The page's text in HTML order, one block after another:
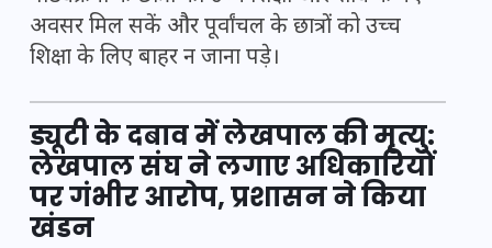
अवसर मिल सकें और पूर्वांचल के छात्रों को उच्च
शिक्षा के लिए बाहर न जाना पड़े।
ड्यूटी के दबाव में लेखपाल की मृत्यु:
लेखपाल संघ ने लगाए अधिकारियों
पर गंभीर आरोप, प्रशासन ने किया
खंडन